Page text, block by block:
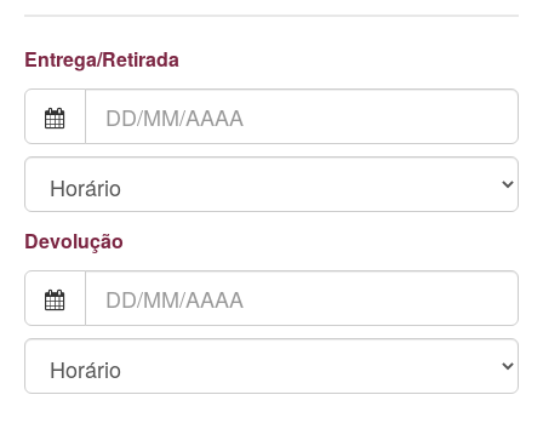
Entrega/Retirada
Devolução